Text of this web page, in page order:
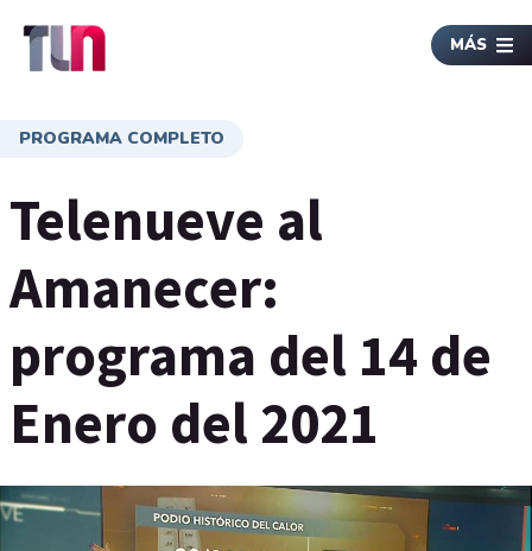
MÁS
PROGRAMA COMPLETO
Telenueve al
Amanecer:
programa del 14 de
Enero del 2021